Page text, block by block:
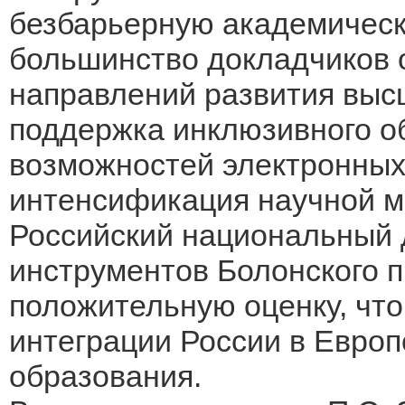
безбарьерную
большинство докладчиков
направлений развития
поддержка инклюзивного
возможностей
интенсификация научной
Российский
инструментов Болонского
положительную оценку,
интеграции России в
образования.